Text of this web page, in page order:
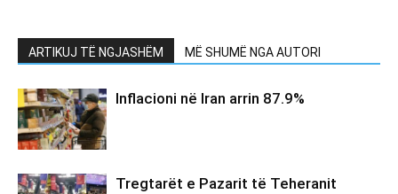
ARTIKUJ TË NGJASHËM MË SHUMË NGA AUTORI
Inflacioni në Iran arrin 87.9%
Tregtarët e Pazarit të Teheranit